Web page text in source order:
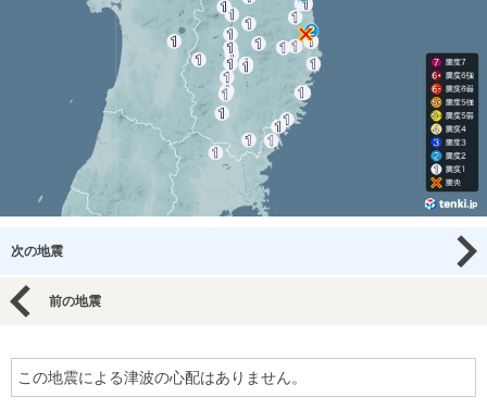
次の地震
前の地震
この地震による津波の心配はありません。